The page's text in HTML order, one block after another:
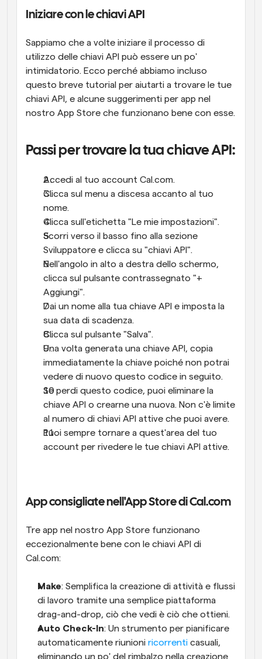
Iniziare con le chiavi API
Sappiamo che a volte iniziare il processo di
utilizzo delle chiavi API può essere un po'
intimidatorio. Ecco perché abbiamo incluso
questo breve tutorial per aiutarti a trovare le tue
chiavi API, e alcune suggerimenti per app nel
nostro App Store che funzionano bene con esse.
Passi per trovare la tua chiave API:
Accedi al tuo account Cal.com.
Clicca sul menu a discesa accanto al tuo
nome.
Clicca sull'etichetta "Le mie impostazioni".
Scorri verso il basso fino alla sezione
Sviluppatore e clicca su "chiavi API".
Nell'angolo in alto a destra dello schermo,
clicca sul pulsante contrassegnato "+
Aggiungi".
Dai un nome alla tua chiave API e imposta la
sua data di scadenza.
Clicca sul pulsante "Salva".
Una volta generata una chiave API, copia
immediatamente la chiave poiché non potrai
vedere di nuovo questo codice in seguito.
Se perdi questo codice, puoi eliminare la
chiave API o crearne una nuova. Non c'è limite
al numero di chiavi API attive che puoi avere.
Puoi sempre tornare a quest'area del tuo
account per rivedere le tue chiavi API attive.
App consigliate nell'App Store di Cal.com
Tre app nel nostro App Store funzionano
eccezionalmente bene con le chiavi API di
Cal.com:
Make: Semplifica la creazione di attività e flussi
di lavoro tramite una semplice piattaforma
drag-and-drop, ciò che vedi è ciò che ottieni.
Auto Check-In: Un strumento per pianificare
automaticamente riunioni ricorrenti casuali,
eliminando un po' del rimbalzo nella creazione